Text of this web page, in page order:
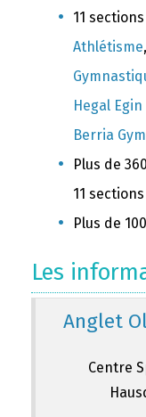
11 sections
Athlétisme,
Hegal Egin
Berria Gym
Plus de
11
Plus de
Les
Anglet
Centre